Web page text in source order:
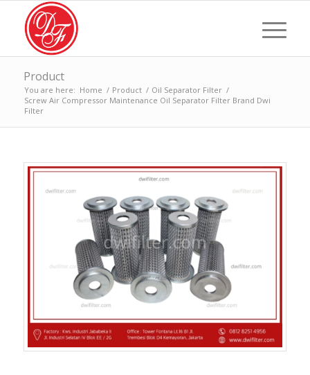
Product
You are here: Home / Product / Oil Separator Filter /
Screw Air Compressor Maintenance Oil Separator Filter Brand Dwi
Filter